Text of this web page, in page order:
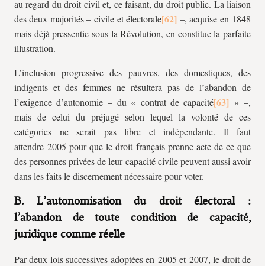
au regard du droit civil et, ce faisant, du droit public. La liaison
des deux majorités – civile et électorale
–, acquise en 1848
mais déjà pressentie sous la Révolution, en constitue la parfaite
illustration.
L’inclusion progressive des pauvres, des domestiques, des
indigents et des femmes ne résultera pas de l’abandon de
l’exigence d’autonomie – du « contrat de capacité
» –,
mais de celui du préjugé selon lequel la volonté de ces
catégories ne serait pas libre et indépendante. Il faut
attendre 2005 pour que le droit français prenne acte de ce que
des personnes privées de leur capacité civile peuvent aussi avoir
dans les faits le discernement nécessaire pour voter.
B. L’autonomisation du droit électoral :
l’abandon de toute condition de capacité,
juridique comme réelle
Par deux lois successives adoptées en 2005 et 2007, le droit de